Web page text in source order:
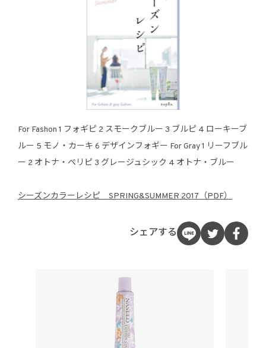
For Fashon 1 フォギピ 2 スモークブルー 3 ブルピ 4 ローキーブ
ルー 5 モノ・カーキ 6 デザインフォギー For Gray 1 リーフブル
ー 2 オトナ・ベリピ 3 グレージュシック 4 オトナ・ブルー
シーズンカラーレシピ SPRING&SUMMER 2017（PDF）
シェアする